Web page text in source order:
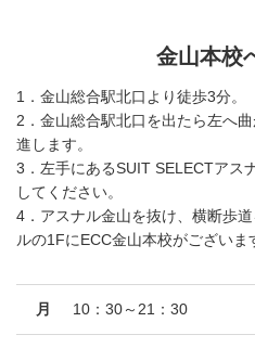
金山本校
1．金山総合駅北口より徒歩3分。
2．金山総合駅北口を出たら左へ
進します。
3．左手にあるSUIT SELECTアス
してください。
4．アスナル金山を抜け、横断歩
ルの1FにECC金山本校がございま
月 10：30～21：30